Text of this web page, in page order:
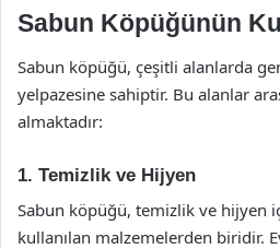
Sabun Köpüğünün
Sabun köpüğü, çeşitli alanlarda
yelpazesine sahiptir. Bu alanlar
almaktadır:
1. Temizlik ve Hijyen
Sabun köpüğü, temizlik ve hijyen
kullanılan malzemelerden biridir.